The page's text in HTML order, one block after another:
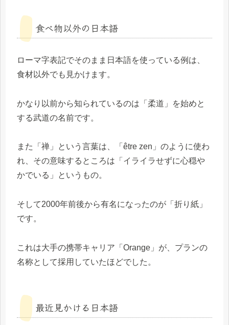
食べ物以外の日本語
ローマ字表記でそのまま日本語を使っている例は、
食材以外でも見かけます。
かなり以前から知られているのは「柔道」を始めと
する武道の名前です。
また「禅」という言葉は、「être zen」のように使わ
れ、その意味するところは「イライラせずに心穏や
かでいる」というもの。
そして2000年前後から有名になったのが「折り紙」
です。
これは大手の携帯キャリア「Orange」が、プランの
名称として採用していたほどでした。
最近見かける日本語